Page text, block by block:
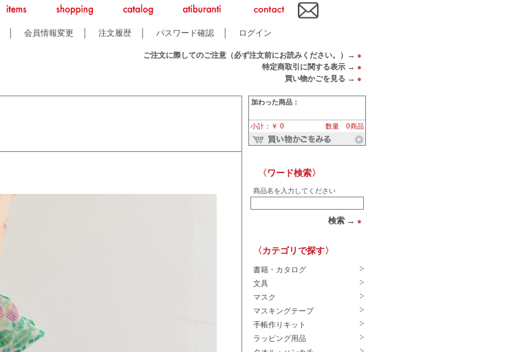
会員情報変更 注文履歴 パスワード確認 ログイン
ご注文に際してのご注意（必ず注文前にお読みください。）→ ●
特定商取引に関する表示 → ●
買い物かごを見る → ●
加わった商品：
小計：￥ 0 数量 0商品
〈ワード検索〉
商品名を入力してください
検索 → ●
〈カテゴリで探す〉
書籍・カタログ
文具
マスク
マスキングテープ
手帳作りキット
ラッピング用品